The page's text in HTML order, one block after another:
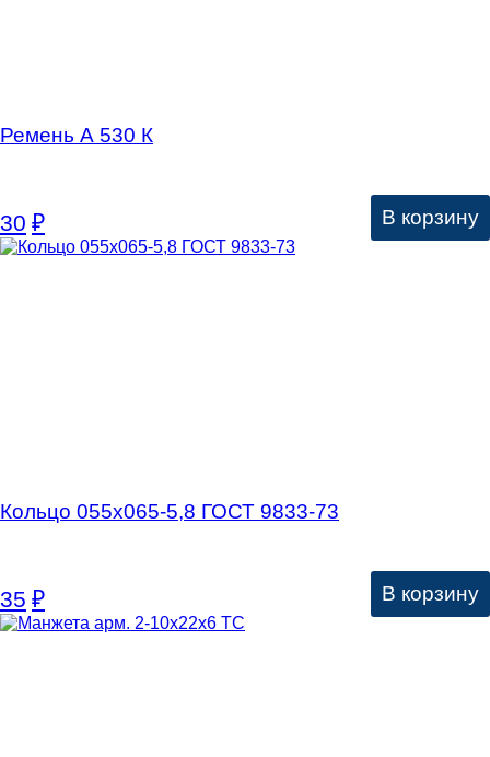
Ремень А 530 К
30 ₽ В корзину
Кольцо 055х065-5,8 ГОСТ 9833-73
35 ₽ В корзину